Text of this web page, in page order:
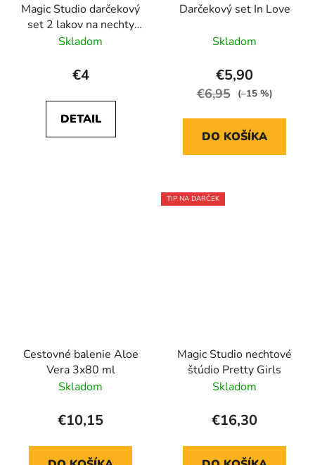
Magic Studio darčekový
set 2 lakov na nechty
Perfect Match
Skladom
€4
DETAIL
Darčekový set In Love
Skladom
€5,90
€6,95 (–15 %)
DO KOŠÍKA
Cestovné balenie Aloe
Vera 3x80 ml
Skladom
€10,15
TIP NA DARČEK
Magic Studio nechtové
štúdio Pretty Girls
Skladom
€16,30